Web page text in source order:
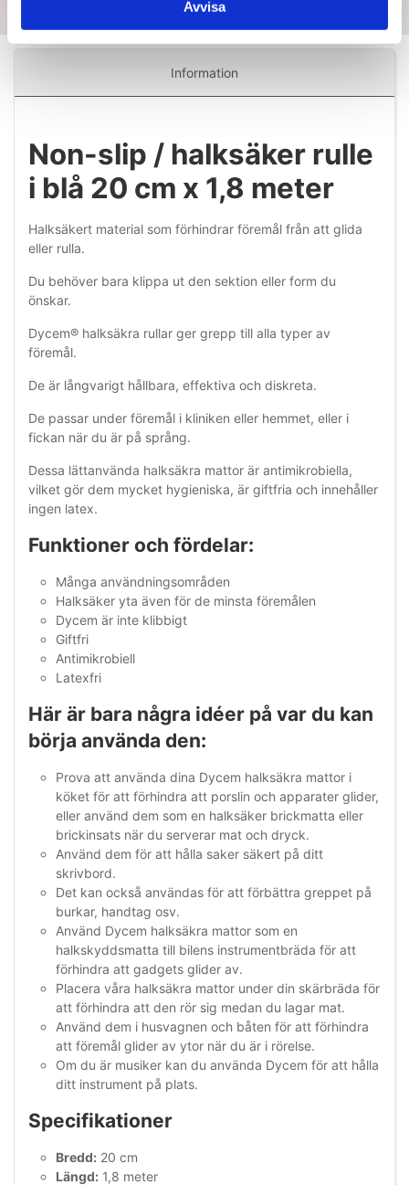
Avvisa
Information
Non-slip / halksäker rulle
i blå 20 cm x 1,8 meter
Halksäkert material som förhindrar föremål från att glida
eller rulla.
Du behöver bara klippa ut den sektion eller form du
önskar.
Dycem® halksäkra rullar ger grepp till alla typer av
föremål.
De är långvarigt hållbara, effektiva och diskreta.
De passar under föremål i kliniken eller hemmet, eller i
fickan när du är på språng.
Dessa lättanvända halksäkra mattor är antimikrobiella,
vilket gör dem mycket hygieniska, är giftfria och innehåller
ingen latex.
Funktioner och fördelar:
Många användningsområden
Halksäker yta även för de minsta föremålen
Dycem är inte klibbigt
Giftfri
Antimikrobiell
Latexfri
Här är bara några idéer på var du kan
börja använda den:
Prova att använda dina Dycem halksäkra mattor i
köket för att förhindra att porslin och apparater glider,
eller använd dem som en halksäker brickmatta eller
brickinsats när du serverar mat och dryck.
Använd dem för att hålla saker säkert på ditt
skrivbord.
Det kan också användas för att förbättra greppet på
burkar, handtag osv.
Använd Dycem halksäkra mattor som en
halkskyddsmatta till bilens instrumentbräda för att
förhindra att gadgets glider av.
Placera våra halksäkra mattor under din skärbräda för
att förhindra att den rör sig medan du lagar mat.
Använd dem i husvagnen och båten för att förhindra
att föremål glider av ytor när du är i rörelse.
Om du är musiker kan du använda Dycem för att hålla
ditt instrument på plats.
Specifikationer
Bredd: 20 cm
Längd: 1,8 meter